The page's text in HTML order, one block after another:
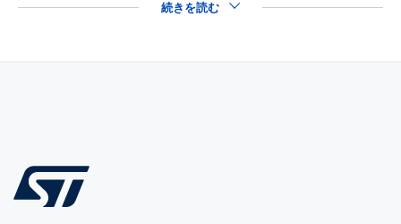
続きを読む